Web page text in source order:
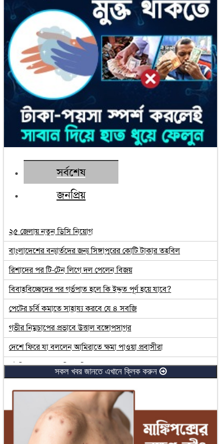
সর্বশেষ
জনপ্রিয়
২৫ জেলায় নতুন ডিসি নিয়োগ
বাংলাদেশের বন্যার্তদের জন্য সিঙ্গাপুরের কোটি টাকার তহবিল
রিশাদের পর টি-টেন লিগে দল পেলেন বিজয়
বিবাহবিচ্ছেদের পর গর্ভপাত হলে কি ইদ্দত পূর্ণ হয়ে যাবে?
পেটের চর্বি কমাতে সাহায্য করবে যে ৪ সবজি
গভীর নিম্নচাপের প্রভাবে উত্তাল বঙ্গোপসাগর
দেশে ফিরে যা বললেন আমিরাতে ক্ষমা পাওয়া প্রবাসীরা
সৌদিতে সপ্তাহে ৩ দিন ছুটির যুগ শুরু
নারীদের ওপর সহিংসতার ঘটনায় মহিলা পরিষদের উদ্বেগ
এখন পর্যন্ত ১৮ হাজার আহতের তথ্য পেয়েছি : প্রেস সেক্রেটারি
সকল খবর জানতে এখানে ক্লিক করুন